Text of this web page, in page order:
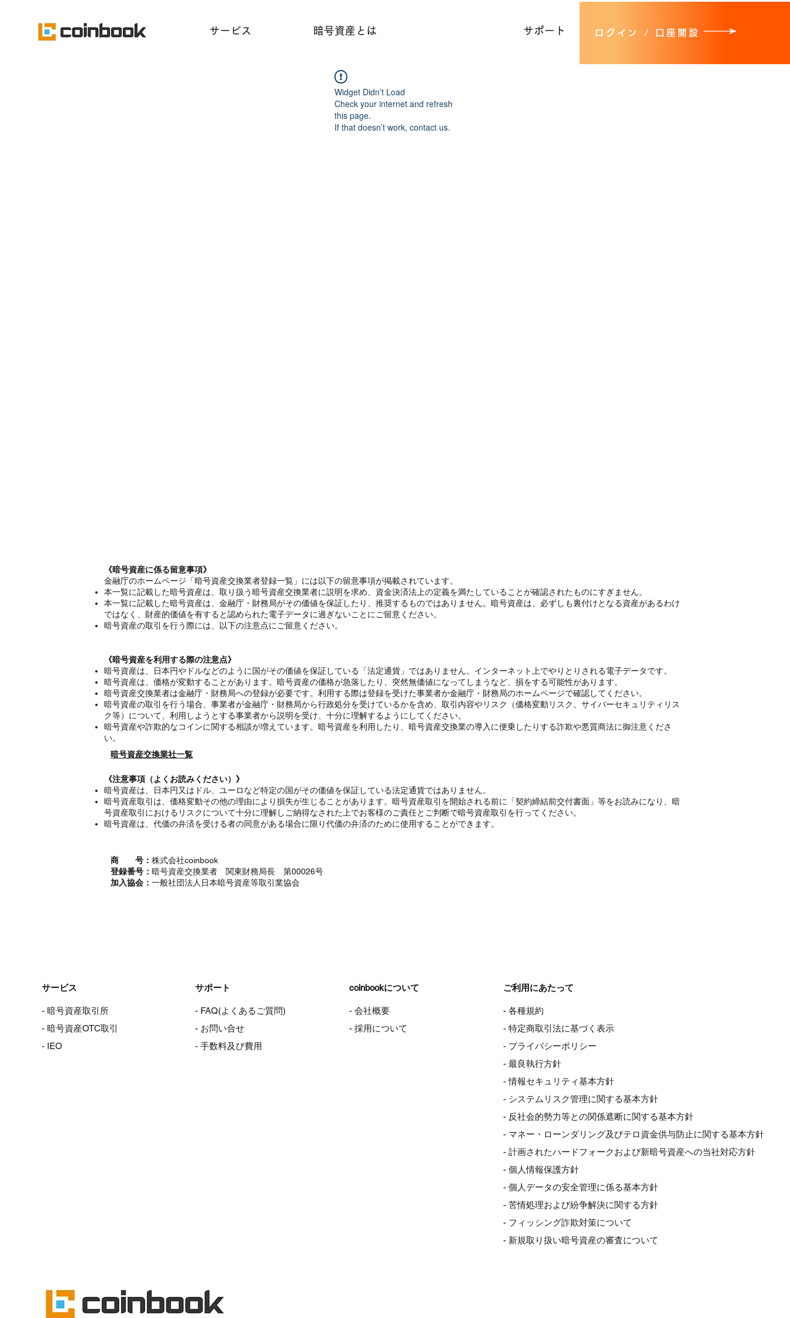
​サービス 暗号資産とは サポート ログイン / 口座開設
Widget Didn’t Load
Check your internet and refresh
this page.
If that doesn’t work, contact us.
《暗号資産に係る留意事項》
金融庁のホームページ「暗号資産交換業者登録一覧」には以下の留意事項が掲載されています。
本一覧に記載した暗号資産は、取り扱う暗号資産交換業者に説明を求め、資金決済法上の定義を満たしていることが確認されたものにすぎません。
本一覧に記載した暗号資産は、金融庁・財務局がその価値を保証したり、推奨するものではありません。暗号資産は、必ずしも裏付けとなる資産があるわけ
ではなく、財産的価値を有すると認められた電子データに過ぎないことにご留意ください。
暗号資産の取引を行う際には、以下の注意点にご留意ください。
《暗号資産を利用する際の注意点》
暗号資産は、日本円やドルなどのように国がその価値を保証している「法定通貨」ではありません。インターネット上でやりとりされる電子データです。
暗号資産は、価格が変動することがあります。暗号資産の価格が急落したり、突然無価値になってしまうなど、損をする可能性があります。
暗号資産交換業者は金融庁・財務局への登録が必要です。利用する際は登録を受けた事業者か金融庁・財務局のホームページで確認してください。
暗号資産の取引を行う場合、事業者が金融庁・財務局から行政処分を受けているかを含め、取引内容やリスク（価格変動リスク、サイバーセキュリティリス
ク等）について、利用しようとする事業者から説明を受け、十分に理解するようにしてください。
暗号資産や詐欺的なコインに関する相談が増えています。暗号資産を利用したり、暗号資産交換業の導入に便乗したりする詐欺や悪質商法に御注意くださ
い。
暗号資産交換業社一覧
《注意事項（よくお読みください）》
暗号資産は、日本円又はドル、ユーロなど特定の国がその価値を保証している法定通貨ではありません。
暗号資産取引は、価格変動その他の理由により損失が生じることがあります。暗号資産取引を開始される前に「契約締結前交付書面」等をお読みになり、暗
号資産取引におけるリスクについて十分に理解しご納得なされた上でお客様のご責任とご判断で暗号資産取引を行ってください。
暗号資産は、代価の弁済を受ける者の同意がある場合に限り代価の弁済のために使用することができます。
商 号： 株式会社coinbook
登録番号： 暗号資産交換業者 関東財務局長 第00026号
加入協会： 一般社団法人日本暗号資産等取引業協会
coinbookについて
- 会社概要
- 採用について
サポート
- FAQ(よくあるご質問)
- お問い合せ
- 手数料及び費用
サービス
- 暗号資産取引所
- 暗号資産OTC取引
- IEO
ご利用にあたって
- 各種規約
- 特定商取引法に基づく表示
- プライバシーポリシー
- 最良執行方針
- 情報セキュリティ基本方針
- システムリスク管理に関する基本方針
- 反社会的勢力等との関係遮断に関する基本方針
- マネー・ローンダリング及びテロ資金供与防止に関する基本方針
- 計画されたハードフォークおよび新暗号資産への当社対応方針
- 個人情報保護方針
- 個人データの安全管理に係る基本方針
- 苦情処理および紛争解決に関する方針
- フィッシング詐欺対策について
- 新規取り扱い暗号資産の審査について